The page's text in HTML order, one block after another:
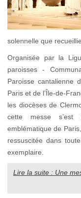
solennelle que recueillie.
Organisée par la
paroisses -
Paroisse cantalienne
Paris et de l’Île-de-
les diocèses de
cette messe s’est
emblématique de
ressuscitée dans
exemplaire.
Lire la suite : Une